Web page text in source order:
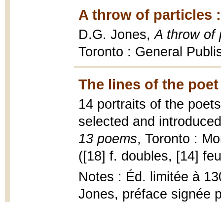
A throw of particles
D.G. Jones,A throw of
Toronto : General
The lines of the poet
14 portraits of the
selected and
13 poems, Toronto :
([18] f. doubles, [14]
Notes : Éd. limitée à
Jones, préface signée